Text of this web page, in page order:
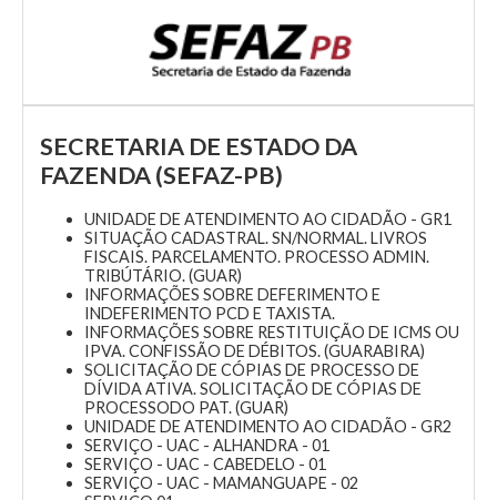
SECRETARIA DE ESTADO DA
FAZENDA (SEFAZ-PB)
UNIDADE DE ATENDIMENTO AO CIDADÃO - GR1
SITUAÇÃO CADASTRAL. SN/NORMAL. LIVROS
FISCAIS. PARCELAMENTO. PROCESSO ADMIN.
TRIBÚTÁRIO. (GUAR)
INFORMAÇÕES SOBRE DEFERIMENTO E
INDEFERIMENTO PCD E TAXISTA.
INFORMAÇÕES SOBRE RESTITUIÇÃO DE ICMS OU
IPVA. CONFISSÃO DE DÉBITOS. (GUARABIRA)
SOLICITAÇÃO DE CÓPIAS DE PROCESSO DE
DÍVIDA ATIVA. SOLICITAÇÃO DE CÓPIAS DE
PROCESSODO PAT. (GUAR)
UNIDADE DE ATENDIMENTO AO CIDADÃO - GR2
SERVIÇO - UAC - ALHANDRA - 01
SERVIÇO - UAC - CABEDELO - 01
SERVIÇO - UAC - MAMANGUAPE - 02